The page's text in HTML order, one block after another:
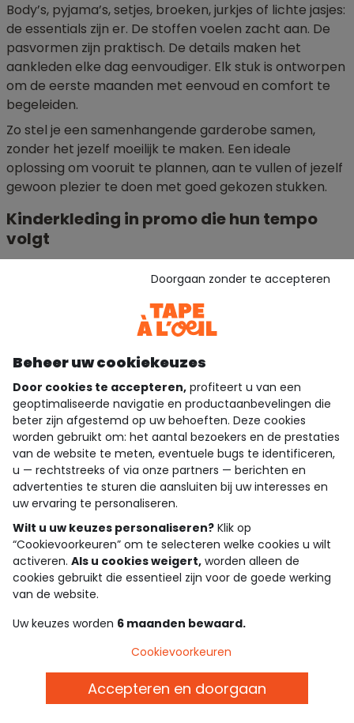
Body’s, pyjama’s, setjes, broeken, jurkjes of lichte jasjes:
de essentials zijn er. De stoffen voelen zacht aan. De
pasvormen zijn praktisch. De details maken het
aankleden elke dag eenvoudiger. Elk stuk is ontworpen
om de eerste maanden met eenvoud en comfort te
begeleiden.
Zo stel je een samenhangende garderobe samen,
zonder het jezelf moeilijk te maken. Een ideale
oplossing om vooruit te plannen, aan te vullen of jezelf
gewoon plezier te doen met goed gekozen stukken.
Kinderkleding in promo die hun tempo
volgt
Kinderen bewegen, groeien en ontdekken. Hun kleding
moet daarin mee kunnen, zonder beperkingen. In de
Outlet van Tape à l’œil vind je kinderkleding voor
meisjes en jongens die gemaakt is om elke dag volop
T-shirts, sweaters, jeans, jurken, rokjes, joggingbroeken,
jassen… de onmisbare basics zijn van de partij. De
pasvormen zitten comfortabel. De stoffen zijn stevig.
De stijlen laten zich makkelijk combineren. Elk stuk
past vanzelf in hun dressing, voor looks die eenvoudig,
doeltreffend en altijd helemaal van nu zijn.
Het is ook het ideale moment om bepaalde basics te
vernieuwen of net dat favoriete stuk te vinden. De
voorraad verandert snel, dus als je iets ziet dat werkt,
wacht je beter niet te lang.
Tienerkleding in promo die meegroeit
met hun stijl
In de tienerjaren wordt stijl een manier om jezelf uit te
drukken. Smaken veranderen, looks krijgen vorm. De
Outlet van Tape à l’œil biedt tienerkleding voor meisjes
en jongens waarmee je die evolutie moeiteloos volgt.
Beheer uw cookiekeuzes
Door cookies te accepteren, profiteert u van een
geoptimaliseerde navigatie en productaanbevelingen die
beter zijn afgestemd op uw behoeften. Deze cookies
worden gebruikt om: het aantal bezoekers en de prestaties
van de website te meten, eventuele bugs te identificeren,
u — rechtstreeks of via onze partners — berichten en
advertenties te sturen die aansluiten bij uw interesses en
uw ervaring te personaliseren.
Wilt u uw keuzes personaliseren? Klik op
“Cookievoorkeuren” om te selecteren welke cookies u wilt
activeren. Als u cookies weigert, worden alleen de
cookies gebruikt die essentieel zijn voor de goede werking
van de website.
Uw keuzes worden 6 maanden bewaard.
Doorgaan zonder te accepteren
Cookievoorkeuren
Accepteren en doorgaan